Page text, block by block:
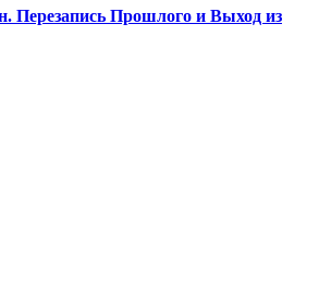
Перезапись Прошлого и Выход из